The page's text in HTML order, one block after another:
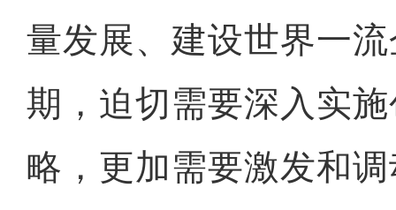
量发展、建设世界一
期，迫切需要深入实
略，更加需要激发和